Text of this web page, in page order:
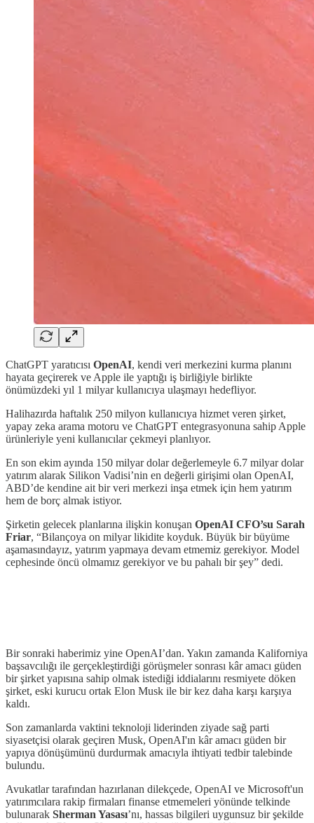
ChatGPT yaratıcısı OpenAI, kendi veri merkezini kurma planını
hayata geçirerek ve Apple ile yaptığı iş birliğiyle birlikte
önümüzdeki yıl 1 milyar kullanıcıya ulaşmayı hedefliyor.
Halihazırda haftalık 250 milyon kullanıcıya hizmet veren şirket,
yapay zeka arama motoru ve ChatGPT entegrasyonuna sahip Apple
ürünleriyle yeni kullanıcılar çekmeyi planlıyor.
En son ekim ayında 150 milyar dolar değerlemeyle 6.7 milyar dolar
yatırım alarak Silikon Vadisi’nin en değerli girişimi olan OpenAI,
ABD’de kendine ait bir veri merkezi inşa etmek için hem yatırım
hem de borç almak istiyor.
Şirketin gelecek planlarına ilişkin konuşan OpenAI CFO’su Sarah
Friar, “Bilançoya on milyar likidite koyduk. Büyük bir büyüme
aşamasındayız, yatırım yapmaya devam etmemiz gerekiyor. Model
cephesinde öncü olmamız gerekiyor ve bu pahalı bir şey” dedi.
Bir sonraki haberimiz yine OpenAI’dan. Yakın zamanda Kaliforniya
başsavcılığı ile gerçekleştirdiği görüşmeler sonrası kâr amacı güden
bir şirket yapısına sahip olmak istediği iddialarını resmiyete döken
şirket, eski kurucu ortak Elon Musk ile bir kez daha karşı karşıya
kaldı.
Son zamanlarda vaktini teknoloji liderinden ziyade sağ parti
siyasetçisi olarak geçiren Musk, OpenAI'ın kâr amacı güden bir
yapıya dönüşümünü durdurmak amacıyla ihtiyati tedbir talebinde
bulundu.
Avukatlar tarafından hazırlanan dilekçede, OpenAI ve Microsoft'un
yatırımcılara rakip firmaları finanse etmemeleri yönünde telkinde
bulunarak Sherman Yasası’nı, hassas bilgileri uygunsuz bir şekilde